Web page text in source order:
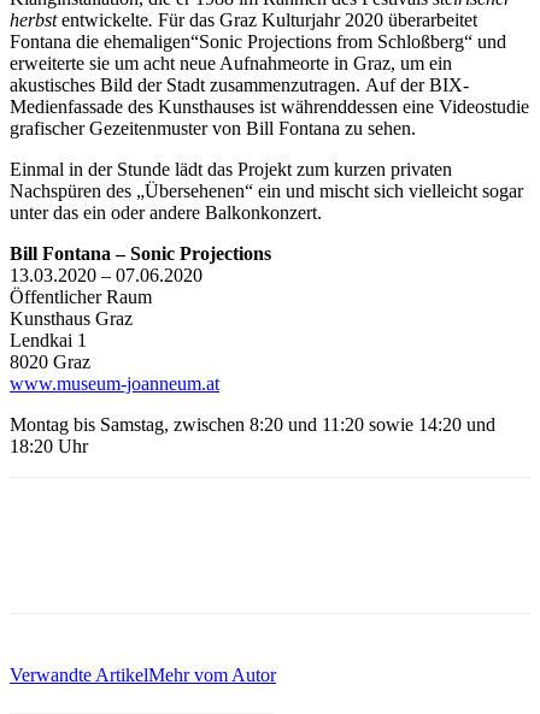
herbstentwickelte. Für das Graz Kulturjahr 2020 überarbeitet
Fontana die ehemaligen“Sonic Projections from Schloßberg“ und
erweiterte sie um acht neue Aufnahmeorte in Graz, um ein
akustisches Bild der Stadt zusammenzutragen. Auf der BIX-
Medienfassade des Kunsthauses ist währenddessen eine Videostudie
grafischer Gezeitenmuster von Bill Fontana zu sehen.
Einmal in der Stunde lädt das Projekt zum kurzen privaten
Nachspüren des „Übersehenen“ ein und mischt sich vielleicht sogar
unter das ein oder andere Balkonkonzert.
Bill Fontana – Sonic Projections
13.03.2020 – 07.06.2020
Öffentlicher Raum
Kunsthaus Graz
Lendkai 1
8020 Graz
www.museum-joanneum.at
Montag bis Samstag, zwischen 8:20 und 11:20 sowie 14:20 und
18:20 Uhr
Verwandte ArtikelMehr vom Autor